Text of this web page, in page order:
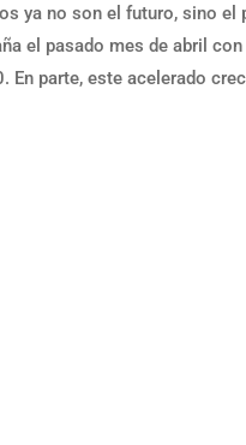
ya no son el futuro, sino
el pasado mes de abril
En parte, este acelerado